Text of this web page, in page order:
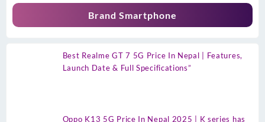
Brand Smartphone
Best Realme GT 7 5G Price In Nepal | Features,
Launch Date & Full Specifications”
Oppo K13 5G Price In Nepal 2025 | K series has